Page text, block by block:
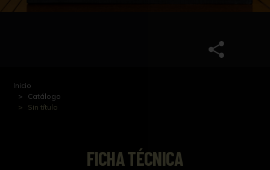
Inicio
Catálogo
Sin título
FICHA TÉCNICA